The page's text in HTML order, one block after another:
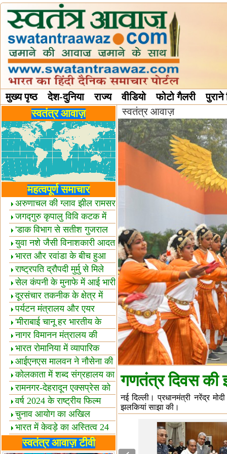
मुख्य पृष्ठ देश-दुनिया राज्य वीडियो फोटो गैलरी
विविध स्तंभस्वतंत्र आवाज़
महत्वपूर्ण समाचार
अरुणाचल की ग्लाव झील रामसर
स्थल घोषित
जगद्गुरु कृपालु विवि कटक में
शैक्षिक सत्र शुरू
'डाक विभाग से सतीश गुजराल
का रिश्ता गहरा'
युवा नशे जैसी विनाशकारी आदत
से दूर रहें-मोदी
भारत और रवांडा के बीच हुआ
व्यापार विस्तार
राष्ट्रपति द्रौपदी मुर्मु से मिले
बस्तर के प्रतिनिधि
सेल कंपनी के मुनाफे में आई भारी
उछाल!
दूरसंचार तकनीक के क्षेत्र में
उत्कृष्टता पुरस्कार
पर्यटन मंत्रालय और एयर
इंडिया में समझौता
'मीराबाई चानू हर भारतीय के
लिए प्रेरणा'
नागर विमानन मंत्रालय की
यात्रियों को सलाह
भारत रोमानिया में व्यापारिक
साझेदारियां
आईएनएस मालवन ने नौसेना की
ताकत बढ़ाई
कोलकाता में शब्द संग्रहालय का
उद्घाटन
रामनगर-देहरादून एक्सप्रेस को
हरी झंडी
वर्ष 2024 के राष्ट्रीय फिल्म
पुरस्कारों की घोषणा
चुनाव आयोग का अखिल
भारतीय मीडिया सम्मेलन
भारत में केवड़े का अस्तित्‍व 24
लाख वर्ष!
लखनऊ में 'एक राष्ट्र एक
स्वतंत्र आवाज़ टीवी
स्वतंत्र आवाज़
गणतंत्र दिवस की
नई दिल्ली। प्रधानमंत्री नरेंद्र
झलकियां साझा की।